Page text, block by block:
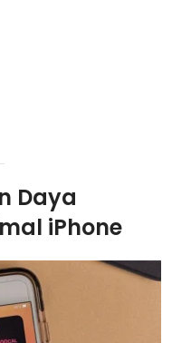
Daya
iPhone